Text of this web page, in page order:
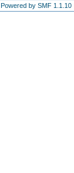
Powered by SMF 1.1.10